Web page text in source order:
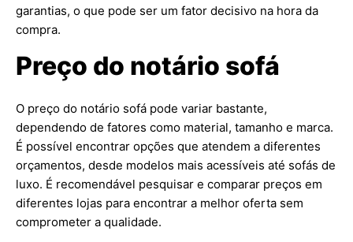
garantias, o que pode ser um fator decisivo na hora da
compra.
Preço do notário sofá
O preço do notário sofá pode variar bastante,
dependendo de fatores como material, tamanho e marca.
É possível encontrar opções que atendem a diferentes
orçamentos, desde modelos mais acessíveis até sofás de
luxo. É recomendável pesquisar e comparar preços em
diferentes lojas para encontrar a melhor oferta sem
comprometer a qualidade.